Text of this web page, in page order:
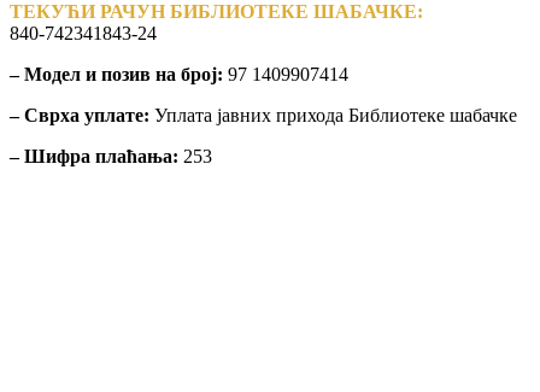
ТЕКУЋИ РАЧУН БИБЛИОТЕКЕ ШАБАЧКЕ:
840-742341843-24
– Модел и позив на број: 97 1409907414
– Сврха уплате: Уплата јавних прихода Библиотеке шабачке
– Шифра плаћања: 253